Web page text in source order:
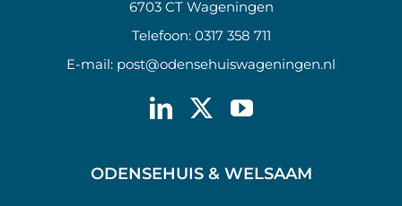
6703 CT Wageningen
Telefoon: 0317 358 711
E-mail: post@odensehuiswageningen.nl
ODENSEHUIS & WELSAAM